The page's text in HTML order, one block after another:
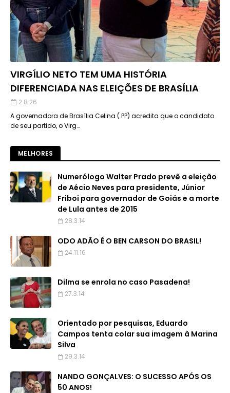
VIRGÍLIO NETO TEM UMA HISTÓRIA
DIFERENCIADA NAS ELEIÇÕES DE BRASÍLIA
2.8.26
A governadora de Brasília Celina ( PP) acredita que o candidato
de seu partido, o Virg…
MELHORES
Numerólogo Walter Prado prevê a eleição
de Aécio Neves para presidente, Júnior
Friboi para governador de Goiás e a morte
de Lula antes de 2015
28.3.14
ODO ADÃO É O BEN CARSON DO BRASIL!
24.11.16
Dilma se enrola no caso Pasadena!
27.3.14
Orientado por pesquisas, Eduardo
Campos tenta colar sua imagem à Marina
Silva
29.3.14
NANDO GONÇALVES: O SUCESSO APÓS OS
50 ANOS!